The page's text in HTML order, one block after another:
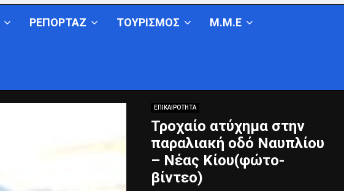
ΡΕΠΟΡΤΑΖ ΤΟΥΡΙΣΜΟΣ Μ.Μ.Ε
ΕΠΙΚΑΙΡΟΤΗΤΑ
Τροχαίο ατύχημα στην
παραλιακή οδό Ναυπλίου
– Νέας Κίου(φώτο-
βίντεο)